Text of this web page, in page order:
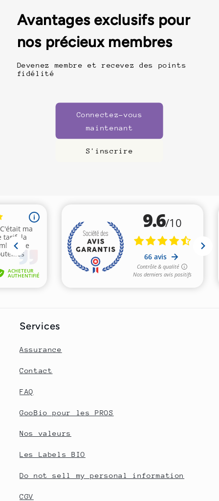
Avantages exclusifs pour
nos précieux membres
Devenez membre et recevez des points
fidélité
Connectez-vous
maintenant
S'inscrire
Services
Assurance
Contact
FAQ
GooBio pour les PROS
Nos valeurs
Les Labels BIO
Do not sell my personal information
CGV